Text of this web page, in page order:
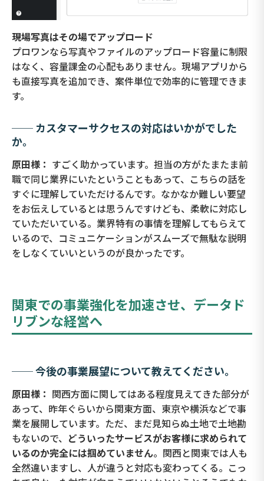
現場写真はその場でアップロード
プロワンなら写真やファイルのアップロード容量に制限
はなく、容量課金の心配もありません。現場アプリから
も直接写真を追加でき、案件単位で効率的に管理できま
す。
── カスタマーサクセスの対応はいかがでした
か。
原田様： すごく助かっています。担当の方がたまたま前
職で同じ業界にいたということもあって、こちらの話を
すぐに理解していただけるんです。なかなか難しい要望
をお伝えしているとは思うんですけども、柔軟に対応し
ていただいている。業界特有の事情を理解してもらえて
いるので、コミュニケーションがスムーズで無駄な説明
をしなくていいというのが良かったです。
関東での事業強化を加速させ、データド
リブンな経営へ
── 今後の事業展望について教えてください。
原田様： 関西方面に関してはある程度見えてきた部分が
あって、昨年ぐらいから関東方面、東京や横浜などで事
業を展開しています。ただ、まだ見知らぬ土地で土地勘
もないので、 どういったサービスがお客様に求められて
いるのか完全には掴めていません。関西と関東では人も
全然違いますし、人が違うと対応も変わってくる。こっ